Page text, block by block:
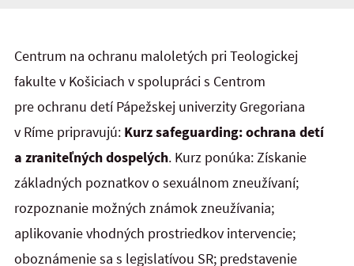
Centrum na ochranu maloletých pri Teologickej
fakulte v Košiciach v spolupráci s Centrom
pre ochranu detí Pápežskej univerzity Gregoriana
v Ríme pripravujú: Kurz safeguarding: ochrana detí
a zraniteľných dospelých. Kurz ponúka: Získanie
základných poznatkov o sexuálnom zneužívaní;
rozpoznanie možných známok zneužívania;
aplikovanie vhodných prostriedkov intervencie;
oboznámenie sa s legislatívou SR; predstavenie